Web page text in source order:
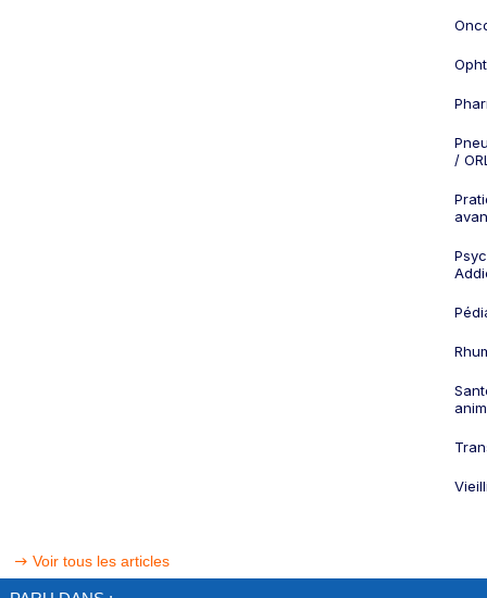
/
Voir tous les articles